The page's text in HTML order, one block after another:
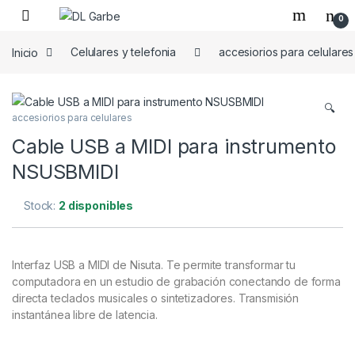
0
Inicio Celulares y telefonia accesiorios para celulares
🔍
accesiorios para celulares
Cable USB a MIDI para instrumento
NSUSBMIDI
Stock: 2 disponibles
Interfaz USB a MIDI de Nisuta. Te permite transformar tu
computadora en un estudio de grabación conectando de forma
directa teclados musicales o sintetizadores. Transmisión
instantánea libre de latencia.